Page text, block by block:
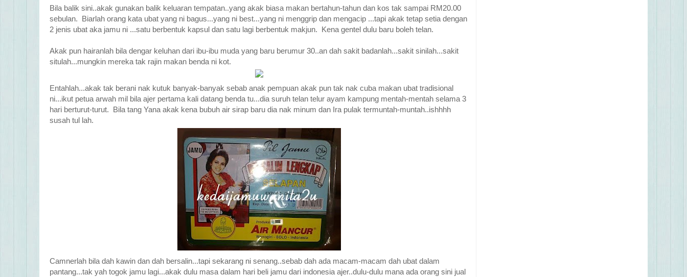
Bila balik sini..akak gunakan balik keluaran tempatan..yang akak biasa makan bertahun-tahun dan kos tak sampai RM20.00
sebulan. Biarlah orang kata ubat yang ni bagus...yang ni best...yang ni menggrip dan mengacip ...tapi akak tetap setia dengan
2 jenis ubat aka jamu ni ...satu berbentuk kapsul dan satu lagi berbentuk makjun. Kena gentel dulu baru boleh telan.
Akak pun hairanlah bila dengar keluhan dari ibu-ibu muda yang baru berumur 30..an dah sakit badanlah...sakit sinilah...sakit
situlah...mungkin mereka tak rajin makan benda ni kot.
Entahlah...akak tak berani nak kutuk banyak-banyak sebab anak pempuan akak pun tak nak cuba makan ubat tradisional
ni...ikut petua arwah mil bila ajer pertama kali datang benda tu...dia suruh telan telur ayam kampung mentah-mentah selama 3
hari berturut-turut. Bila tang Yana akak kena bubuh air sirap baru dia nak minum dan Ira pulak termuntah-muntah..ishhhh
susah tul lah.
Camnerlah bila dah kawin dan dah bersalin...tapi sekarang ni senang..sebab dah ada macam-macam dah ubat dalam
pantang...tak yah togok jamu lagi...akak dulu masa dalam hari beli jamu dari indonesia ajer..dulu-dulu mana ada orang sini jual